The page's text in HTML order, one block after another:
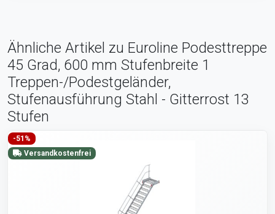
Ähnliche Artikel zu Euroline Podesttreppe
45 Grad, 600 mm Stufenbreite 1
Treppen-/Podestgeländer,
Stufenausführung Stahl - Gitterrost 13
Stufen
-51%
Versandkostenfrei